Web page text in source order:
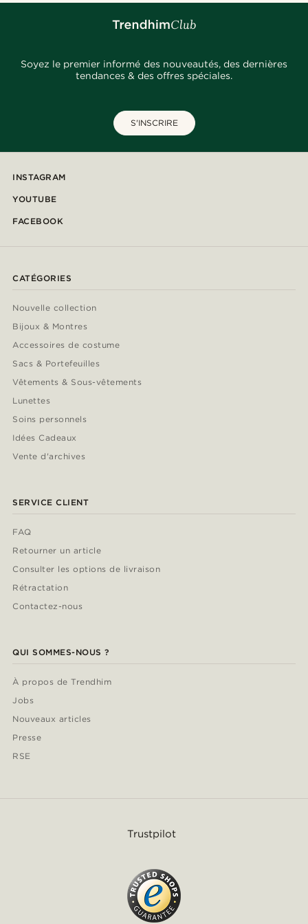
Soyez le premier informé des nouveautés, des dernières
tendances & des offres spéciales.
S'INSCRIRE
INSTAGRAM
YOUTUBE
FACEBOOK
CATÉGORIES
Nouvelle collection
Bijoux & Montres
Accessoires de costume
Sacs & Portefeuilles
Vêtements & Sous-vêtements
Lunettes
Soins personnels
Idées Cadeaux
Vente d'archives
SERVICE CLIENT
FAQ
Retourner un article
Consulter les options de livraison
Rétractation
Contactez-nous
QUI SOMMES-NOUS ?
À propos de Trendhim
Jobs
Nouveaux articles
Presse
RSE
Trustpilot